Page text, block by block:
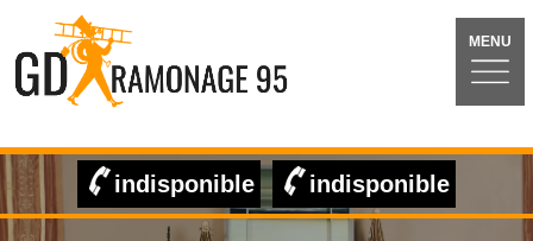
MENU
indisponible indisponible